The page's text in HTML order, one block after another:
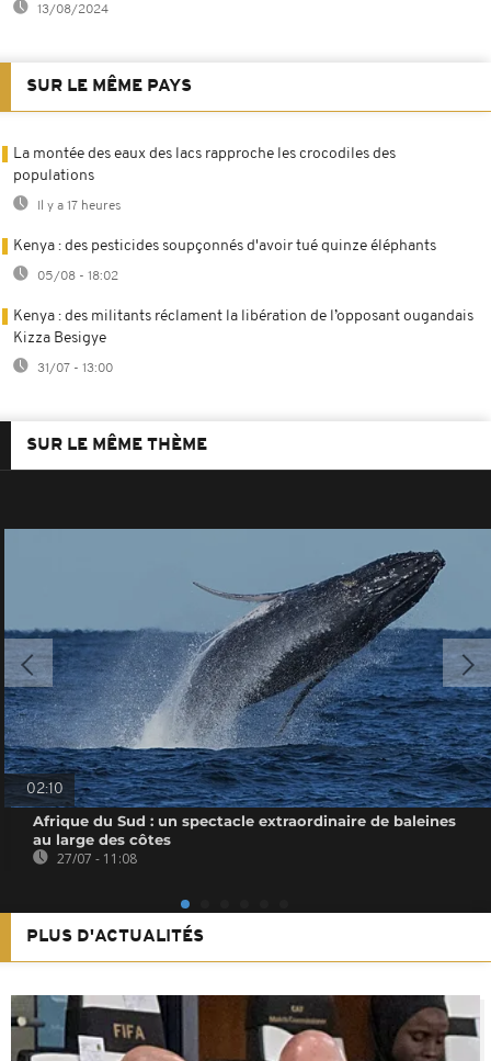
13/08/2024
SUR LE MÊME PAYS
La montée des eaux des lacs rapproche les crocodiles des
populations
Il y a 17 heures
Kenya : des pesticides soupçonnés d'avoir tué quinze éléphants
05/08 - 18:02
Kenya : des militants réclament la libération de l’opposant ougandais
Kizza Besigye
31/07 - 13:00
SUR LE MÊME THÈME
02:10
Afrique du Sud : un spectacle extraordinaire de baleines
au large des côtes
27/07 - 11:08
PLUS D'ACTUALITÉS